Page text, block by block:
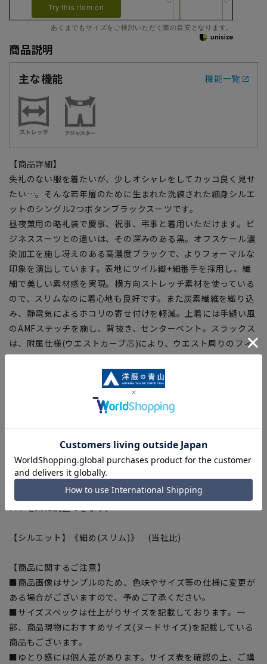
Try this item on
あくまでもサイズをご検討いただく際の目安となります。
商品説明
主な機能
機能一覧
【商品詳細】
失礼のない服を着たいが、少しオシャレをしてカッコ良く見せ
たい…。そんな若年層のために生まれた洗練された細身シルエ
ットのシングル2つボタンブラックスーツです。
昼夜兼用の略礼装で慶事、祝事、弔事と着用いただけます。ビ
ジネススーツとの違いは、その深みのある黒。オフスケール濃
染加工を施し冴えのある高濃度ブラックで、よりフォーマルな
印象を演出しています。表地にツイル織+細番手を採用し、繊
細で美しい素材感を実現。横方向ストレッチ素材を使っている
ので、スリムなのに着心地も良好です。また炭素繊維を織り込
み、静電気によるホコリの寄せ付けを軽減。上着には手縫い風
のAMFステッチを施し、背抜き、センターベント。スラックス
は、附属仕様(ウエストカーブ芯)により、ウエスト周りのフィ
ット感を良くし、ヒザ位置を高くした美脚シルエットで、オシ
ャレさと機能性を両立させる工夫が満載です。さらにウエスト
にアジャスターを施し、多少の体形変化にも対応しました。
伸縮性に優れた生地で心地よい着心地
■アジャスター
ウエストサイズの実寸からプラス約3cm、マイナス約3cmスラ
イドするアジャスターを採用。軽くてスムーズに可動し、ウエ
ストを楽に調整できます。
【シルエット】《細め(スリム)》 (当社比)
【商品に関するご注意】
■商品画像はサンプルのため、色味やサイズ等の仕様に変更が
ある場合がございますので、予めご了承ください。
■サイズスペックは仕上がりサイズを記載しております。一
部、商品現物におすすめサイズ(ヌードサイズ)を記載している
商品もございます。
■ゆとり感には個人差があります。サイズ表を確認の上、ご購